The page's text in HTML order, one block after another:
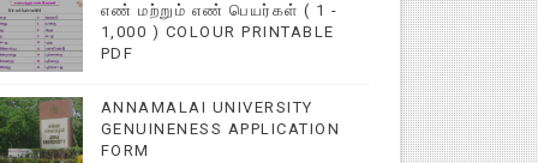
எண் மற்றும் எண் பெயர்கள் ( 1 -
1,000 ) COLOUR PRINTABLE
PDF
ANNAMALAI UNIVERSITY
GENUINENESS APPLICATION
FORM